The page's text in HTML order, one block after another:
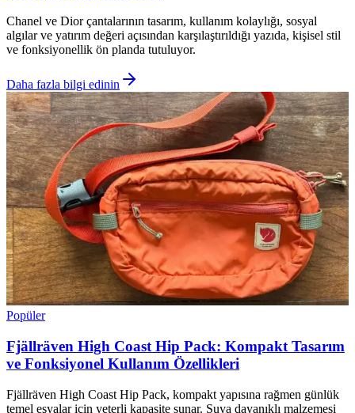
Chanel ve Dior çantalarının tasarım, kullanım kolaylığı, sosyal
algılar ve yatırım değeri açısından karşılaştırıldığı yazıda, kişisel stil
ve fonksiyonellik ön planda tutuluyor.
Daha fazla bilgi edinin
Popüler
Fjällräven High Coast Hip Pack: Kompakt Tasarım
ve Fonksiyonel Kullanım Özellikleri
Fjällräven High Coast Hip Pack, kompakt yapısına rağmen günlük
temel eşyalar için yeterli kapasite sunar. Suya dayanıklı malzemesi